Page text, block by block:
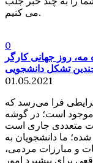
می کنیم.
0
روز جهانی کارگر
چندین تشکل دانشجویی
01.05.2021
فرا می‌رسد که
است؛ در گوشه
متعددی جاری است
شده؛ ما دانشجویان به
و مبارزات مردمی،
برای پیشبرد امور